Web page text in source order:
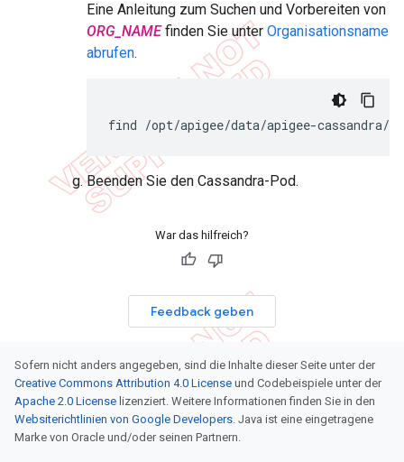
Eine Anleitung zum Suchen und Vorbereiten von
ORG_NAMEfinden Sie unter Organisationsname
abrufen.
find /opt/apigee/data/apigee-cassandra/
Beenden Sie den Cassandra-Pod.
War das hilfreich?
Feedback geben
Sofern nicht anders angegeben, sind die Inhalte dieser Seite unter der
Creative Commons Attribution 4.0 License und Codebeispiele unter der
Apache 2.0 License lizenziert. Weitere Informationen finden Sie in den
Websiterichtlinien von Google Developers. Java ist eine eingetragene
Marke von Oracle und/oder seinen Partnern.